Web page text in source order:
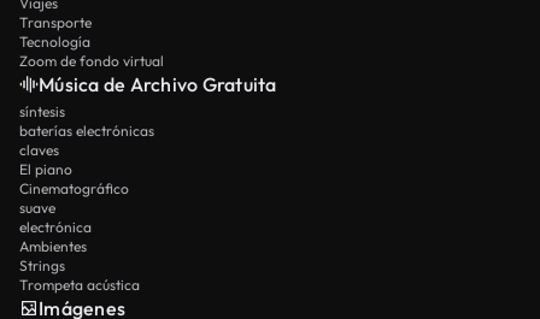
Transporte
Tecnología
Zoom de fondo virtual
Música de Archivo Gratuita
síntesis
baterías electrónicas
claves
El piano
Cinematográfico
suave
electrónica
Ambientes
Strings
Trompeta acústica
Imágenes